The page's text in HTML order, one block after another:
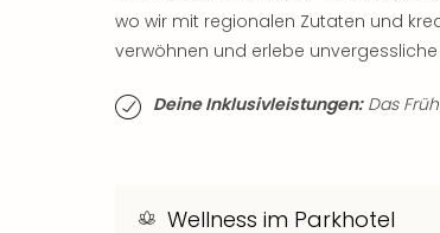
wo wir mit regionalen Zutaten und
verwöhnen und erlebe
Deine Inklusivleistungen:Das
Wellness im Parkhotel